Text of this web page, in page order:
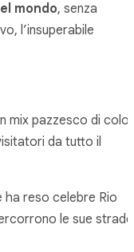
mondo, senza
l’insuperabile
mix pazzesco di
da tutto il
ha reso celebre Rio
le sue strade